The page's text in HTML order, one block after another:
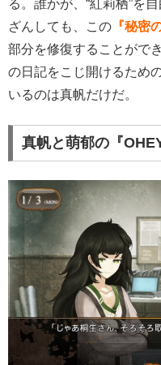
る。誰かが、“紅莉栖”を
ざんしても、この 『秘密
部分を修復することがで
の日記をこじ開けるため
いるのは真帆だけだ。
真帆と萌郁の『